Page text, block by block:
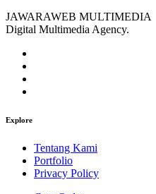
JAWARAWEB MULTIMEDIA
Digital Multimedia Agency.
Explore
Tentang Kami
Portfolio
Privacy Policy